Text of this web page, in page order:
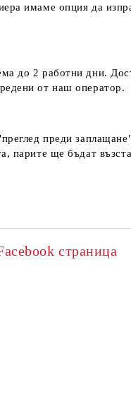
имаме опция да
до 2 работни дни.
от наш оператор.
преди
парите ще бъдат
страница